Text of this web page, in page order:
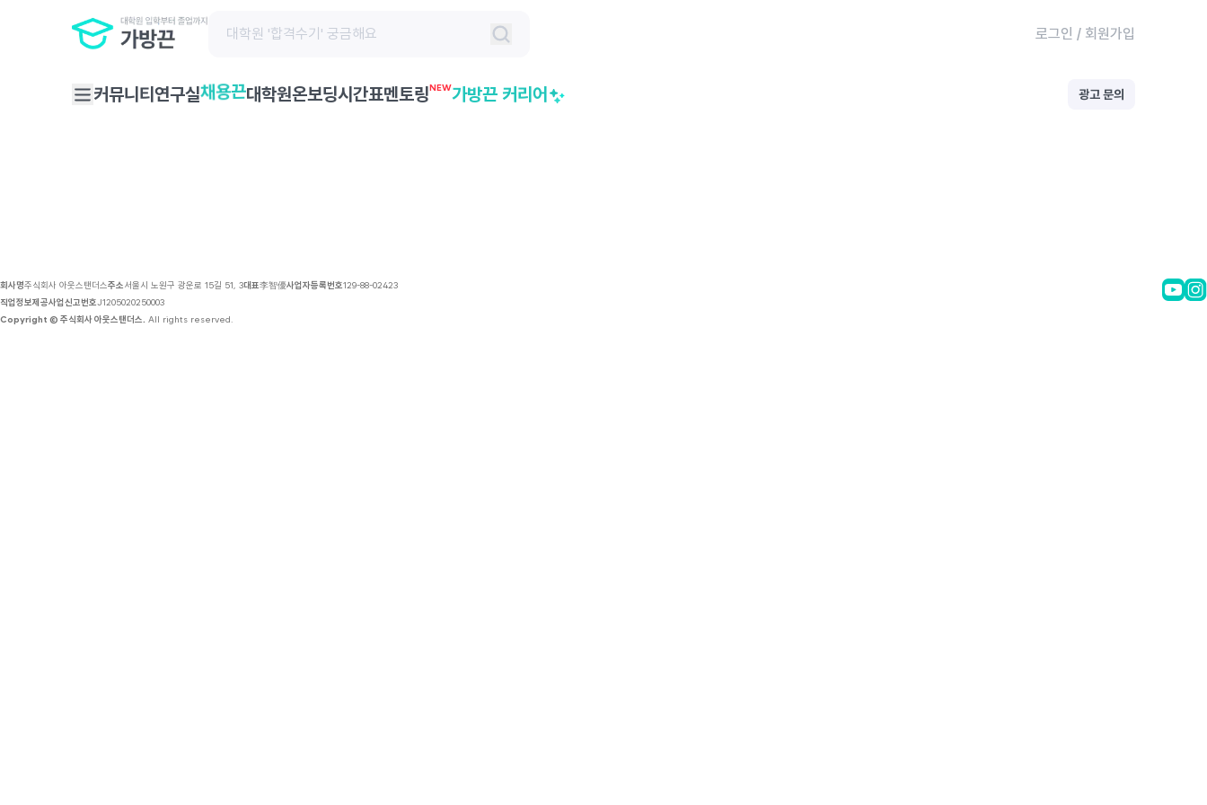
로그인 / 회원가입
커뮤니티 연구실채용끈대학원온보딩시간표멘토링NEW가방끈 커리어 광고 문의
회사명주식회사 아웃스탠더스주소서울시 노원구 광운로 15길 51, 3대표李智優사업자등록번호129-88-02423
직업정보제공사업신고번호J1205020250003
Copyright © 주식회사 아웃스탠더스. All rights reserved.